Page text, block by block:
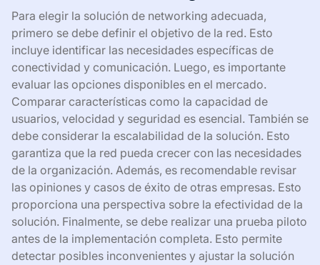
Para elegir la solución de networking adecuada,
primero se debe definir el objetivo de la red. Esto
incluye identificar las necesidades específicas de
conectividad y comunicación. Luego, es importante
evaluar las opciones disponibles en el mercado.
Comparar características como la capacidad de
usuarios, velocidad y seguridad es esencial. También se
debe considerar la escalabilidad de la solución. Esto
garantiza que la red pueda crecer con las necesidades
de la organización. Además, es recomendable revisar
las opiniones y casos de éxito de otras empresas. Esto
proporciona una perspectiva sobre la efectividad de la
solución. Finalmente, se debe realizar una prueba piloto
antes de la implementación completa. Esto permite
detectar posibles inconvenientes y ajustar la solución